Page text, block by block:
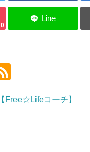
0
【Free☆Lifeコーチ】